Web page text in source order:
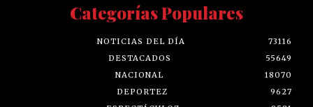
Categorías Populares
NOTICIAS DEL DÍA
73116
DESTACADOS
55649
NACIONAL
18070
DEPORTEZ
9627